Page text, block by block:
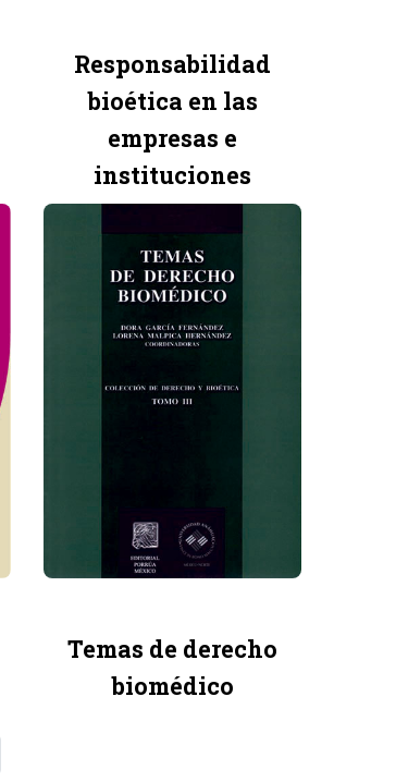
Responsabilidad
bioética en las
empresas e
instituciones
Temas de derecho
biomédico